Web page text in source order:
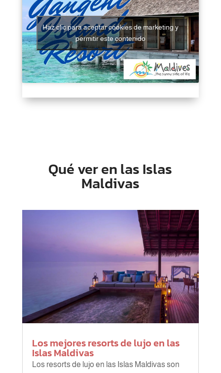
Haz clic para aceptar cookies de marketing y
permitir este contenido
Qué ver en las Islas
Maldivas
Los mejores resorts de lujo en las
Islas Maldivas
Los resorts de lujo en las Islas Maldivas son